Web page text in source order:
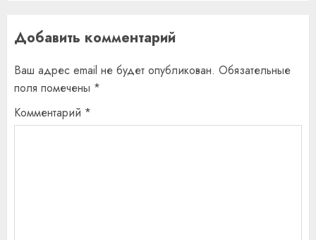
Добавить комментарий
Ваш адрес email не будет опубликован. Обязательные
поля помечены *
Комментарий *